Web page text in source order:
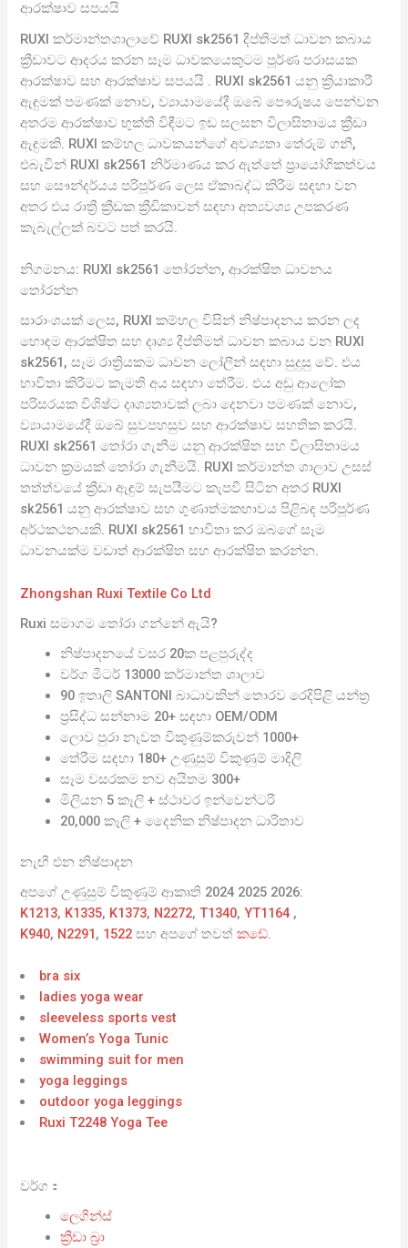
ආරක්ෂාව සපයයි
RUXI කර්මාන්තශාලාවේ RUXI sk2561 දීප්තිමත් ධාවන කබාය
ක්‍රීඩාවට ආදරය කරන සෑම ධාවකයෙකුටම පූර්ණ පරාසයක
ආරක්ෂාව සහ ආරක්ෂාව සපයයි . RUXI sk2561 යනු ක්‍රියාකාරී
ඇඳුමක් පමණක් නොව, ව්‍යායාමයේදී ඔබේ පෞරුෂය පෙන්වන
අතරම ආරක්ෂාව භුක්ති විඳීමට ඉඩ සලසන විලාසිතාමය ක්‍රීඩා
ඇඳුමකි. RUXI කම්හල ධාවකයන්ගේ අවශ්‍යතා තේරුම් ගනී,
එබැවින් RUXI sk2561 නිර්මාණය කර ඇත්තේ ප්‍රායෝගිකත්වය
සහ සෞන්දර්යය පරිපූර්ණ ලෙස ඒකාබද්ධ කිරීම සඳහා වන
අතර එය රාත්‍රී ක්‍රීඩක ක්‍රීඩිකාවන් සඳහා අත්‍යවශ්‍ය උපකරණ
කැබැල්ලක් බවට පත් කරයි.
නිගමනය: RUXI sk2561 තෝරන්න, ආරක්ෂිත ධාවනය
තෝරන්න
සාරාංශයක් ලෙස, RUXI කම්හල විසින් නිෂ්පාදනය කරන ලද
හොඳම ආරක්ෂිත සහ දෘශ්‍ය දීප්තිමත් ධාවන කබාය වන RUXI
sk2561, සෑම රාත්‍රියකම ධාවන ලෝලීන් සඳහා සුදුසු වේ. එය
භාවිතා කිරීමට කැමති අය සඳහා තේරීම. එය අඩු ආලෝක
පරිසරයක විශිෂ්ට දෘශ්‍යතාවක් ලබා දෙනවා පමණක් නොව,
ව්‍යායාමයේදී ඔබේ සුවපහසුව සහ ආරක්ෂාව සහතික කරයි.
RUXI sk2561 තෝරා ගැනීම යනු ආරක්ෂිත සහ විලාසිතාමය
ධාවන ක්‍රමයක් තෝරා ගැනීමයි. RUXI කර්මාන්ත ශාලාව උසස්
තත්ත්වයේ ක්‍රීඩා ඇඳුම් සැපයීමට කැපවී සිටින අතර RUXI
sk2561 යනු ආරක්ෂාව සහ ගුණාත්මකභාවය පිළිබඳ පරිපූර්ණ
අර්ථකථනයකි. RUXI sk2561 භාවිතා කර ඔබගේ සෑම
ධාවනයක්ම වඩාත් ආරක්ෂිත සහ ආරක්ෂිත කරන්න.
Zhongshan Ruxi Textile Co Ltd
Ruxi සමාගම තෝරා ගන්නේ ඇයි?
නිෂ්පාදනයේ වසර 20ක පළපුරුද්ද
වර්ග මීටර් 13000 කර්මාන්ත ශාලාව
90 ඉතාලි SANTONI බාධාවකින් තොරව රෙදිපිළි යන්ත්‍ර
ප්‍රසිද්ධ සන්නාම 20+ සඳහා OEM/ODM
ලොව පුරා නැවත විකුණුම්කරුවන් 1000+
තේරීම සඳහා 180+ උණුසුම් විකුණුම් මාදිලි
සෑම වසරකම නව අයිතම 300+
මිලියන 5 කෑලි + ස්ථාවර ඉන්වෙන්ටරි
20,000 කෑලි + දෛනික නිෂ්පාදන ධාරිතාව
නැඟී එන නිෂ්පාදන
අපගේ උණුසුම් විකුණුම් ආකෘති 2024 2025 2026:
K1213, K1335, K1373, N2272,T1340,YT1164 ,
K940, N2291, 1522සහ අපගේ තවත්කඩේ.
bra six
ladies yoga wear
sleeveless sports vest
Women’s Yoga Tunic
swimming suit for men
yoga leggings
outdoor yoga leggings
Ruxi T2248 Yoga Tee
වර්ග：
ලෙගින්ස්
ක්‍රීඩා බ්‍රා